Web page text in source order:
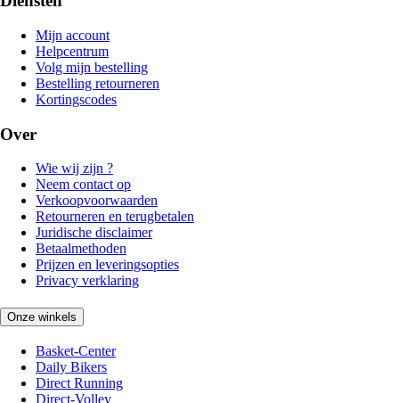
Mijn account
Helpcentrum
Volg mijn bestelling
Bestelling retourneren
Kortingscodes
Over
Wie wij zijn ?
Neem contact op
Verkoopvoorwaarden
Retourneren en terugbetalen
Juridische disclaimer
Betaalmethoden
Prijzen en leveringsopties
Privacy verklaring
Onze winkels
Basket-Center
Daily Bikers
Direct Running
Direct-Volley